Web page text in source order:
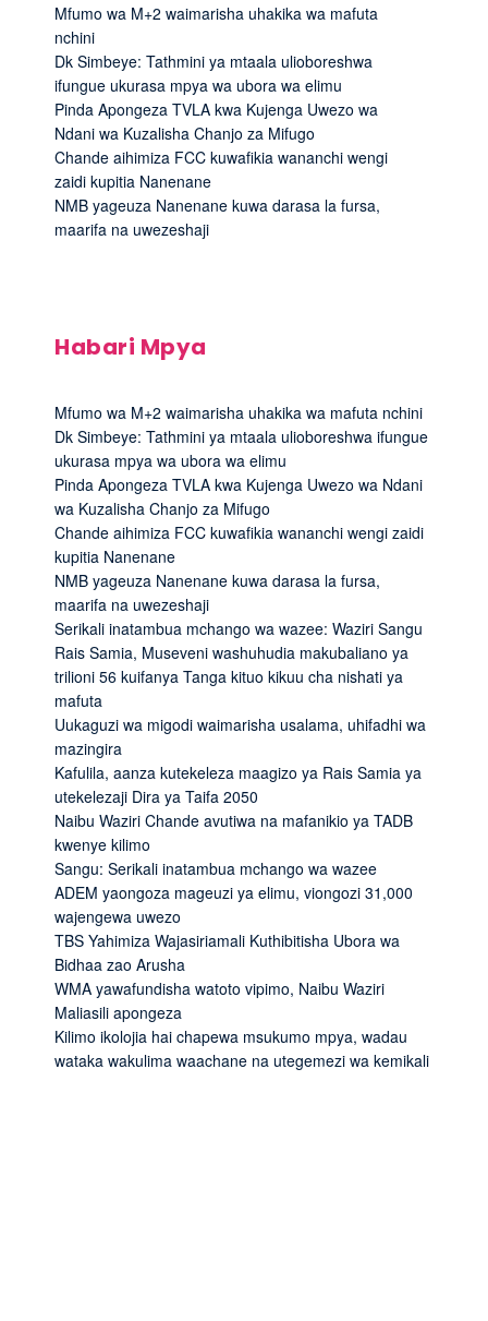
Mfumo wa M+2 waimarisha uhakika wa mafuta
nchini
Dk Simbeye: Tathmini ya mtaala ulioboreshwa
ifungue ukurasa mpya wa ubora wa elimu
Pinda Apongeza TVLA kwa Kujenga Uwezo wa
Ndani wa Kuzalisha Chanjo za Mifugo
Chande aihimiza FCC kuwafikia wananchi wengi
zaidi kupitia Nanenane
NMB yageuza Nanenane kuwa darasa la fursa,
maarifa na uwezeshaji
Habari Mpya
Mfumo wa M+2 waimarisha uhakika wa mafuta nchini
Dk Simbeye: Tathmini ya mtaala ulioboreshwa ifungue
ukurasa mpya wa ubora wa elimu
Pinda Apongeza TVLA kwa Kujenga Uwezo wa Ndani
wa Kuzalisha Chanjo za Mifugo
Chande aihimiza FCC kuwafikia wananchi wengi zaidi
kupitia Nanenane
NMB yageuza Nanenane kuwa darasa la fursa,
maarifa na uwezeshaji
Serikali inatambua mchango wa wazee: Waziri Sangu
Rais Samia, Museveni washuhudia makubaliano ya
trilioni 56 kuifanya Tanga kituo kikuu cha nishati ya
mafuta
Uukaguzi wa migodi waimarisha usalama, uhifadhi wa
mazingira
Kafulila, aanza kutekeleza maagizo ya Rais Samia ya
utekelezaji Dira ya Taifa 2050
Naibu Waziri Chande avutiwa na mafanikio ya TADB
kwenye kilimo
Sangu: Serikali inatambua mchango wa wazee
ADEM yaongoza mageuzi ya elimu, viongozi 31,000
wajengewa uwezo
TBS Yahimiza Wajasiriamali Kuthibitisha Ubora wa
Bidhaa zao Arusha
WMA yawafundisha watoto vipimo, Naibu Waziri
Maliasili apongeza
Kilimo ikolojia hai chapewa msukumo mpya, wadau
wataka wakulima waachane na utegemezi wa kemikali